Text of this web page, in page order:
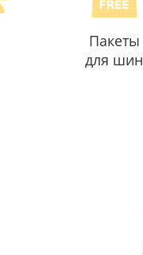
Пакеты
для шин